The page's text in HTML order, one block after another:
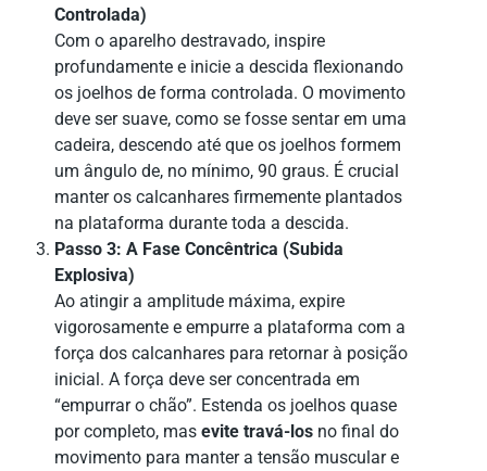
Controlada)
Com o aparelho destravado, inspire
profundamente e inicie a descida flexionando
os joelhos de forma controlada. O movimento
deve ser suave, como se fosse sentar em uma
cadeira, descendo até que os joelhos formem
um ângulo de, no mínimo, 90 graus. É crucial
manter os calcanhares firmemente plantados
na plataforma durante toda a descida.
Passo 3: A Fase Concêntrica (Subida
Explosiva)
Ao atingir a amplitude máxima, expire
vigorosamente e empurre a plataforma com a
força dos calcanhares para retornar à posição
inicial. A força deve ser concentrada em
“empurrar o chão”. Estenda os joelhos quase
por completo, mas evite travá-los no final do
movimento para manter a tensão muscular e